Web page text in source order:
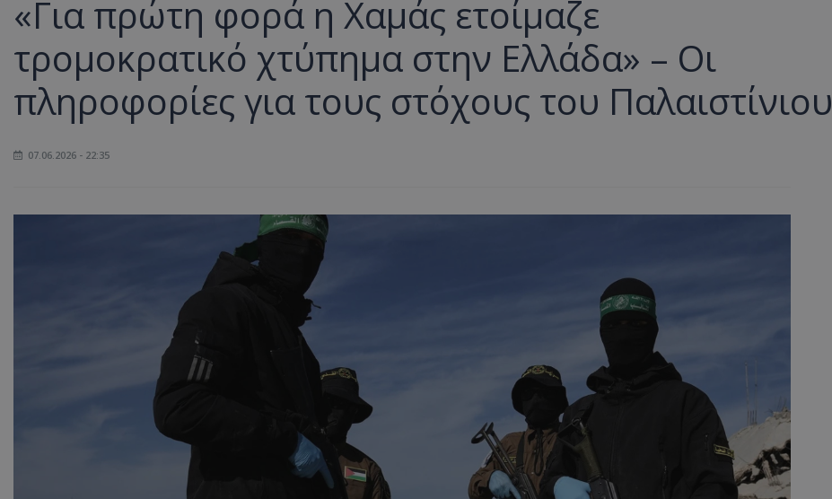
«Για πρώτη φορά η Χαμάς ετοίμαζε
τρομοκρατικό χτύπημα στην Ελλάδα» – Οι
πληροφορίες για τους στόχους του Παλαιστίνιου
07.06.2026 - 22:35